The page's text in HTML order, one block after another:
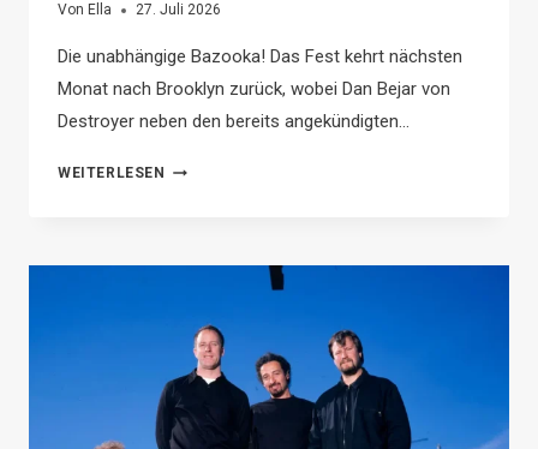
Von Ella 27. Juli 2026
Die unabhängige Bazooka! Das Fest kehrt nächsten
Monat nach Brooklyn zurück, wobei Dan Bejar von
Destroyer neben den bereits angekündigten…
WEITERLESEN
DESTROYER,
HEADLINER
FEST